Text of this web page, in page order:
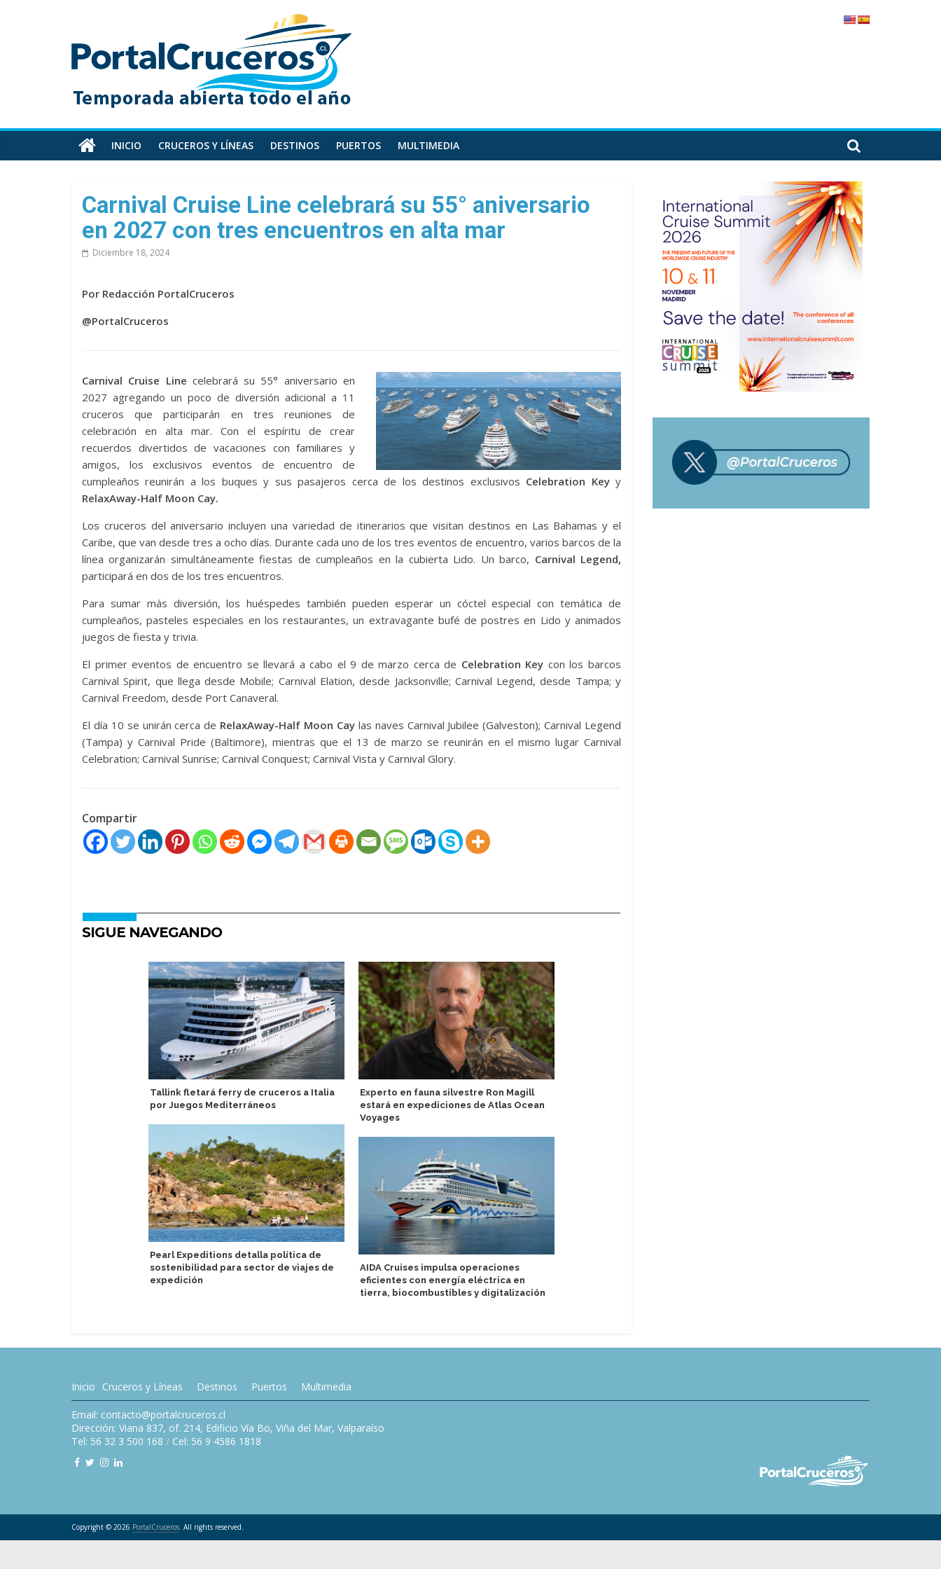
PortalCruceros
Toda
información
cruceros
en
un
sitio
INICIO CRUCEROS Y LÍNEAS DESTINOS PUERTOS MULTIMEDIA
Carnival Cruise Line celebrará su 55° aniversario
en 2027 con tres encuentros en alta mar
Diciembre 18, 2024
Por Redacción PortalCruceros
@PortalCruceros
Carnival Cruise Line celebrará su 55° aniversario en
2027 agregando un poco de diversión adicional a 11
cruceros que participarán en tres reuniones de
celebración en alta mar. Con el espíritu de crear
recuerdos divertidos de vacaciones con familiares y
amigos, los exclusivos eventos de encuentro de
cumpleaños reunirán a los buques y sus pasajeros cerca de los destinos exclusivos Celebration Keyy
RelaxAway-Half Moon Cay.
Los cruceros del aniversario incluyen una variedad de itinerarios que visitan destinos en Las Bahamas y el
Caribe, que van desde tres a ocho días. Durante cada uno de los tres eventos de encuentro, varios barcos de la
línea organizarán simultáneamente fiestas de cumpleaños en la cubierta Lido. Un barco, Carnival Legend,
participará en dos de los tres encuentros.
Para sumar más diversión, los huéspedes también pueden esperar un cóctel especial con temática de
cumpleaños, pasteles especiales en los restaurantes, un extravagante bufé de postres en Lido y animados
juegos de fiesta y trivia.
El primer eventos de encuentro se llevará a cabo el 9 de marzo cerca de Celebration Key con los barcos
Carnival Spirit, que llega desde Mobile; Carnival Elation, desde Jacksonville; Carnival Legend, desde Tampa; y
Carnival Freedom, desde Port Canaveral.
El día 10 se unirán cerca de RelaxAway-Half Moon Caylas naves Carnival Jubilee (Galveston); Carnival Legend
(Tampa) y Carnival Pride (Baltimore), mientras que el 13 de marzo se reunirán en el mismo lugar Carnival
Celebration; Carnival Sunrise; Carnival Conquest; Carnival Vista y Carnival Glory.
Compartir
SIGUE NAVEGANDO
Tallink fletará ferry de cruceros a Italia
por Juegos Mediterráneos
Pearl Expeditions detalla política de
sostenibilidad para sector de viajes de
expedición
Experto en fauna silvestre Ron Magill
estará en expediciones de Atlas Ocean
Voyages
AIDA Cruises impulsa operaciones
eficientes con energía eléctrica en
tierra, biocombustibles y digitalización
Inicio Cruceros y Líneas Destinos Puertos Multimedia
Email: contacto@portalcruceros.cl
Dirección: Viana 837, of. 214, Edificio Vía Bo, Viña del Mar, Valparaíso
Tel: 56 32 3 500 168 / Cel: 56 9 4586 1818
Copyright © 2026 PortalCruceros. All rights reserved.